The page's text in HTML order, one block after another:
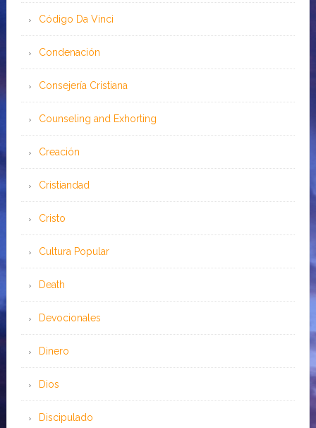
Código Da Vinci
Condenación
Consejería Cristiana
Counseling and Exhorting
Creación
Cristiandad
Cristo
Cultura Popular
Death
Devocionales
Dinero
Dios
Discipulado